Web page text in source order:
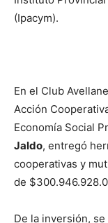
(Ipacym).
En el Club
Acción
Economía Social
Jaldo, entregó
cooperativas y
de
De la inversión,